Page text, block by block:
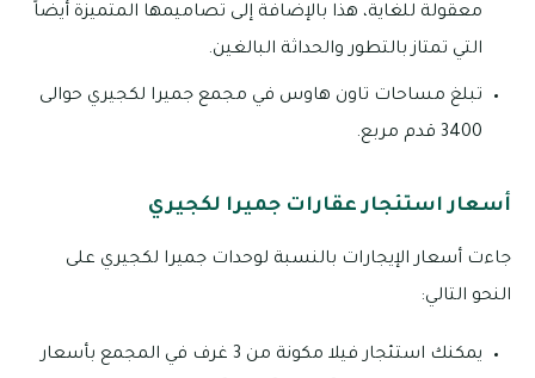
معقولة للغاية، هذا بالإضافة إلى تصاميمها المتميزة أيضاً
التي تمتاز بالتطور والحداثة البالغين.
تبلغ مساحات تاون هاوس في مجمع جميرا لكجيري حوالى
3400 قدم مربع.
أسعار استئجار عقارات جميرا لكجيري
جاءت أسعار الإيجارات بالنسبة لوحدات جميرا لكجيري على
النحو التالي:
يمكنك استئجار فيلا مكونة من 3 غرف في المجمع بأسعار